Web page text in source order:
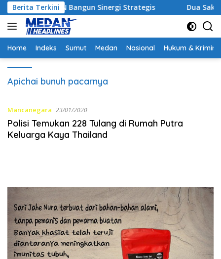
Langsung
ke
konten
Berita Terkini
PGN Bangun Sinergi Strategis Dua Saksi Kunci
Home Indeks Sumut Medan Nasional Hukum &
Apichai bunuh pacarnya
Mancanegara 23/01/2020
Polisi Temukan 228 Tulang di Rumah Putra
Keluarga Kaya Thailand